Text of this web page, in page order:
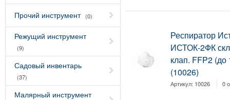
Прочий инструмент (0)
Режущий инструмент
(9)
Садовый инвентарь
(37)
Малярный инструмент
Респиратор
ИСТОК-2ФК
клап. FFP2
(10026)
Артикул: 10026 0